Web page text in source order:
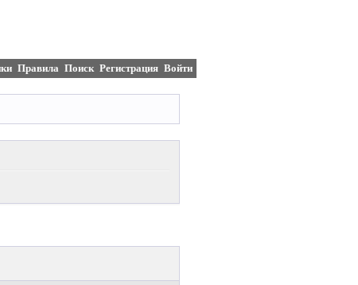
Правила Поиск Регистрация Войти